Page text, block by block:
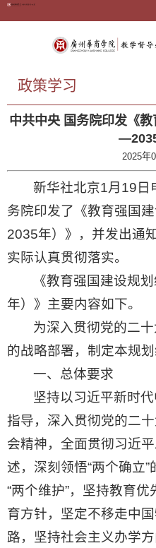
政策学习
中共中央 国务院印发《
2025年
新华社北京1月19
务院印发了《教育强国
2035年）》，并发出通
实际认真贯彻落实。
《教育强国建设规
年）》主要内容如下。
为深入贯彻党的二
的战略部署，制定本规划
一、总体要求
坚持以习近平新时
指导，深入贯彻党的二
会精神，全面贯彻习近
述，深刻领悟“两个确立
“两个维护”，坚持教育
育方针，坚定不移走中
路，坚持社会主义办学